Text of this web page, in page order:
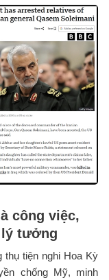
công việc,
lý tưởng
thụ tiện nghi Hoa Kỳ
chống Mỹ, minh